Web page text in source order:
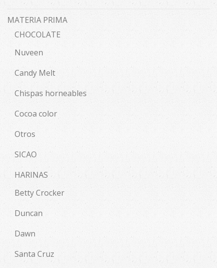
MATERIA PRIMA
CHOCOLATE
Nuveen
Candy Melt
Chispas horneables
Cocoa color
Otros
SICAO
HARINAS
Betty Crocker
Duncan
Dawn
Santa Cruz